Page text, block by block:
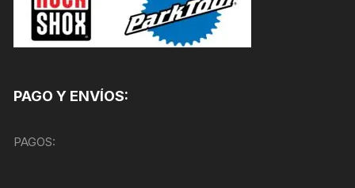
PAGO Y ENVÍOS:
PAGOS: